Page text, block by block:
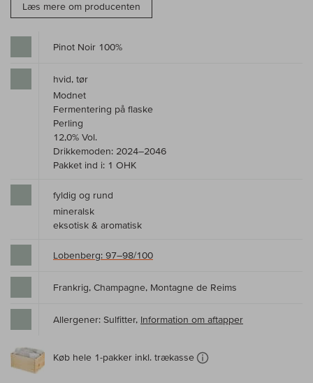
Læs mere om producenten
Pinot Noir 100%
hvid, tør
Modnet
Fermentering på flaske
Perling
12,0% Vol.
Drikkemoden: 2024–2046
Pakket ind i: 1 OHK
fyldig og rund
mineralsk
eksotisk & aromatisk
Lobenberg: 97–98/100
Frankrig, Champagne, Montagne de Reims
Allergener: Sulfitter, Information om aftapper
Køb hele 1-pakker inkl. trækasse